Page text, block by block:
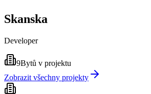
Skanska
Developer
9Bytů v projektu
Zobrazit všechny projekty